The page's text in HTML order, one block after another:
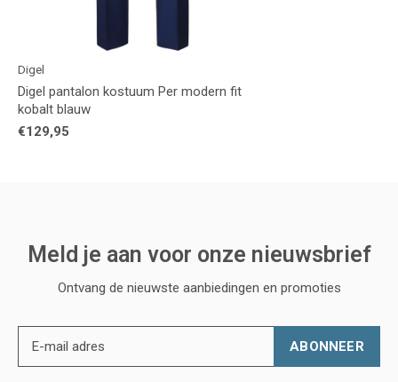
Digel
Digel pantalon kostuum Per modern fit
kobalt blauw
€129,95
Meld je aan voor onze nieuwsbrief
Ontvang de nieuwste aanbiedingen en promoties
ABONNEER